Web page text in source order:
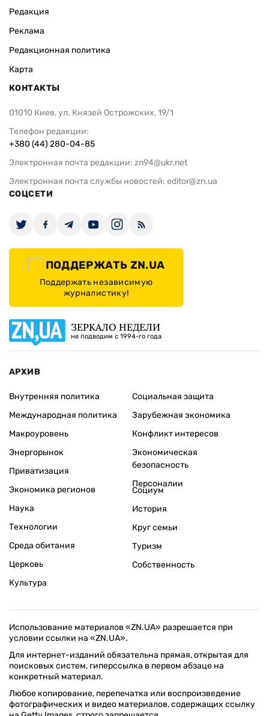
Редакция
Реклама
Редакционная политика
Карта
КОНТАКТЫ
01010 Киев, ул. Князей Острожских, 19/1
Телефон редакции:
+380 (44) 280-04-85
Электронная почта редакции: zn94@ukr.net
Электронная почта службы новостей: editor@zn.ua
СОЦСЕТИ
ПОДДЕРЖАТЬ ZN.UA
Поддержать независимую
журналистику!
ЗЕРКАЛО НЕДЕЛИ
не подводим с 1994-го года
АРХИВ
Внутренняя политика
Международная политика
Макроуровень
Энергорынок
Приватизация
Экономика регионов
Социальная защита
Зарубежная экономика
Конфликт интересов
Экономическая
безопасность
Персоналии
Наука
Технологии
Среда обитания
Церковь
Культура
Социум
История
Круг семьи
Туризм
Собственность
Использование материалов «ZN.UA» разрешается при
условии ссылки на «ZN.UA».
Для интернет-изданий обязательна прямая, открытая для
поисковых систем, гиперссылка в первом абзаце на
конкретный материал.
Любое копирование, перепечатка или воспроизведение
фотографических и видео материалов, содержащих ссылку